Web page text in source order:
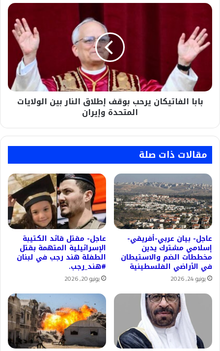
بابا
يرحب
بوقف
إطلاق
الولايات
المتحدة
وإيرانبابا الفاتيكان يرحب بوقف إطلاق النار بين الولايات
المتحدة وإيران
مقالات ذات صلة
عاجل- بيان عربي-أفريقي-
إسلامي مشترك يدين
مخططات الضم والاستيطان
في الأراضي الفلسطينية
يونيو 24, 2026
عاجل- مقتل قائد الكتيبة
الإسرائيلية المتهمة بقتل
الطفلة هند رجب في لبنان
#هند_رجب.
يونيو 20, 2026